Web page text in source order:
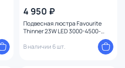
4 950 ₽
Подвесная люстра Favourite
Thinner 23W LED 3000-4500-
холодный) 4305-6P
В наличии 6 шт.